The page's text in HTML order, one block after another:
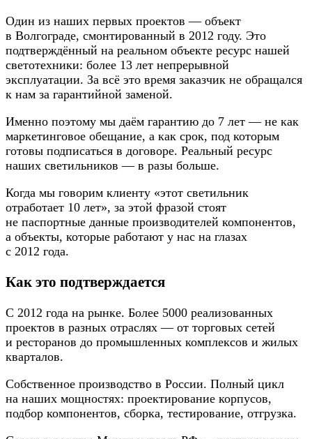
Один из наших первых проектов — объект
в Волгограде, смонтированный в 2012 году. Это
подтверждённый на реальном объекте ресурс нашей
светотехники: более 13 лет непрерывной
эксплуатации. За всё это время заказчик не обращался
к нам за гарантийной заменой.
Именно поэтому мы даём гарантию до 7 лет — не как
маркетинговое обещание, а как срок, под которым
готовы подписаться в договоре. Реальный ресурс
наших светильников — в разы больше.
Когда мы говорим клиенту «этот светильник
отработает 10 лет», за этой фразой стоят
не паспортные данные производителей компонентов,
а объекты, которые работают у нас на глазах
с 2012 года.
Как это подтверждается
С 2012 года на рынке. Более 5000 реализованных
проектов в разных отраслях — от торговых сетей
и ресторанов до промышленных комплексов и жилых
кварталов.
Собственное производство в России. Полный цикл
на наших мощностях: проектирование корпусов,
подбор компонентов, сборка, тестирование, отгрузка.